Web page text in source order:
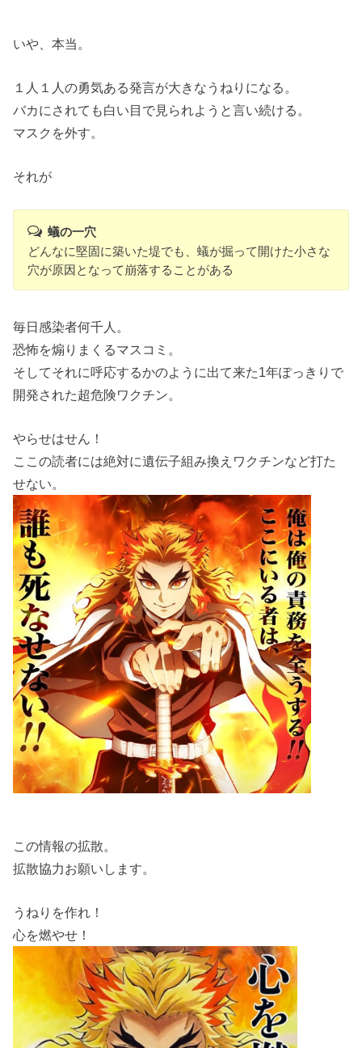
いや、本当。
１人１人の勇気ある発言が大きなうねりになる。
バカにされても白い目で見られようと言い続ける。
マスクを外す。
それが
蟻の一穴
どんなに堅固に築いた堤でも、蟻が掘って開けた小さな
穴が原因となって崩落することがある
毎日感染者何千人。
恐怖を煽りまくるマスコミ。
そしてそれに呼応するかのように出て来た1年ぽっきりで
開発された超危険ワクチン。
やらせはせん！
ここの読者には絶対に遺伝子組み換えワクチンなど打た
せない。
この情報の拡散。
拡散協力お願いします。
うねりを作れ！
心を燃やせ！